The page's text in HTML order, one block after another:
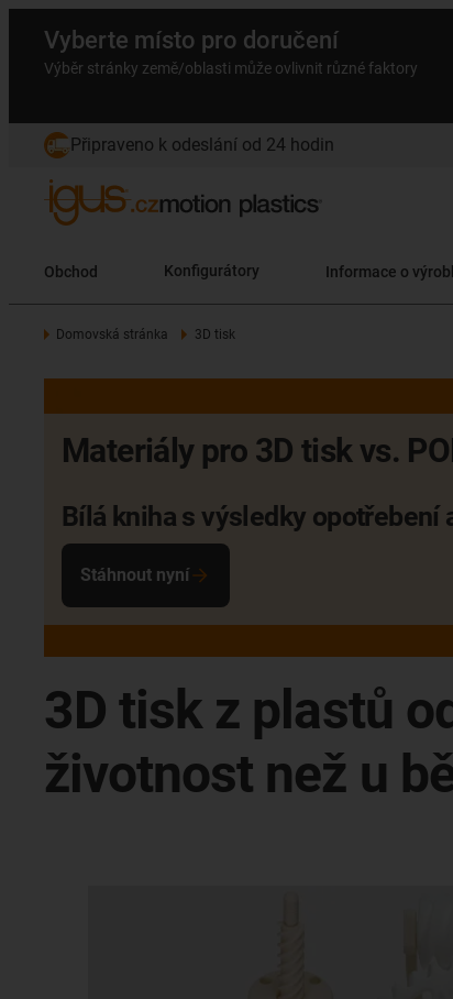
Vyberte místo pro doručení
Výběr stránky země/oblasti může ovlivnit různé faktory
Připraveno k odeslání od 24 hodin
Obchod Konfigurátory Informace o
Domovská stránka 3D tisk
Materiály pro 3D tisk vs.
Bílá kniha s výsledky opotřebení
Stáhnout nyní
3D tisk z plastů
životnost než u